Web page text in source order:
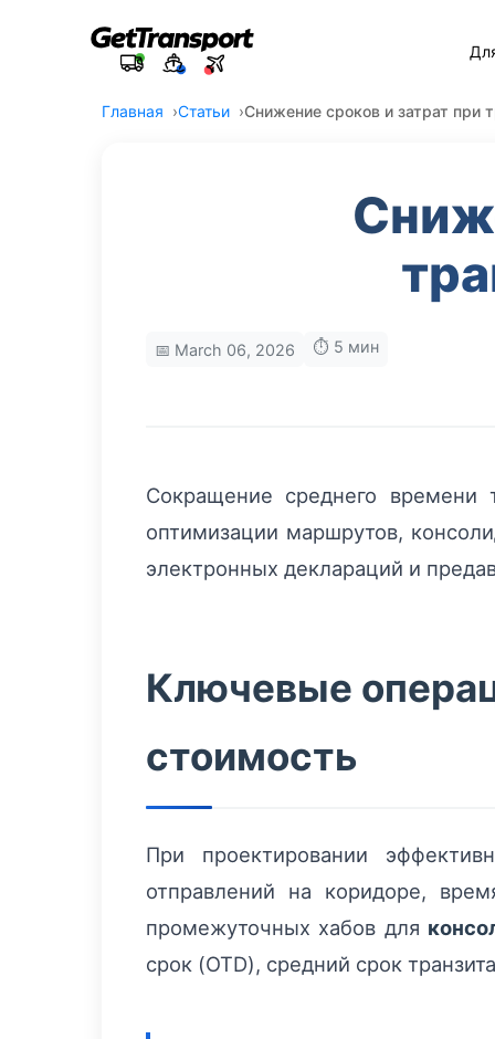
Главная Статьи Снижение сроков и затрат при
📅 March 06, 2026 ⏱️ 5 мин
Сокращение среднего времени
оптимизации маршрутов,
электронных деклараций и
Ключевые
стоимость
При проектировании
отправлений на коридоре,
промежуточных хабов для
срок (OTD), средний срок